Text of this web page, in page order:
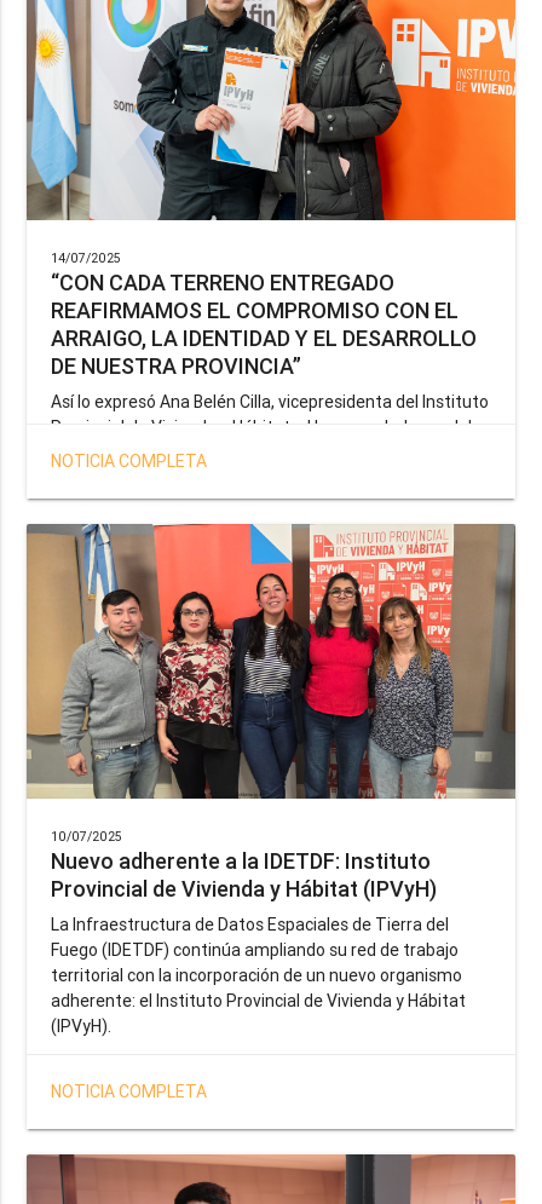
14/07/2025
“CON CADA TERRENO ENTREGADO
REAFIRMAMOS EL COMPROMISO CON EL
ARRAIGO, LA IDENTIDAD Y EL DESARROLLO
DE NUESTRA PROVINCIA”
Así lo expresó Ana Belén Cilla, vicepresidenta del Instituto
Provincial de Vivienda y Hábitat, al hacer un balance del
trabajo del organismo en el marco de la operatoria
salud y seguridad impulsada por el gobernador Gustavo
Melella.
NOTICIA COMPLETA
10/07/2025
Nuevo adherente a la IDETDF: Instituto
Provincial de Vivienda y Hábitat (IPVyH)
La Infraestructura de Datos Espaciales de Tierra del
Fuego (IDETDF) continúa ampliando su red de trabajo
territorial con la incorporación de un nuevo organismo
adherente: el Instituto Provincial de Vivienda y Hábitat
(IPVyH).
NOTICIA COMPLETA